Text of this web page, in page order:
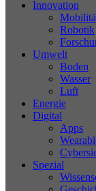
Innovation
Robotik
Umwelt
Boden
Wasser
Luft
Energie
Digital
Apps
Spezial